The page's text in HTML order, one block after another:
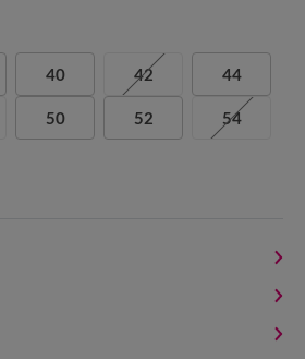
40 42 44
50 52 54